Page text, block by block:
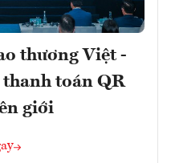
thương Việt -
toán QR
giới